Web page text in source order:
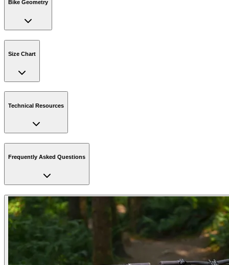
Bike Geometry
Size Chart
Technical Resources
Frequently Asked Questions